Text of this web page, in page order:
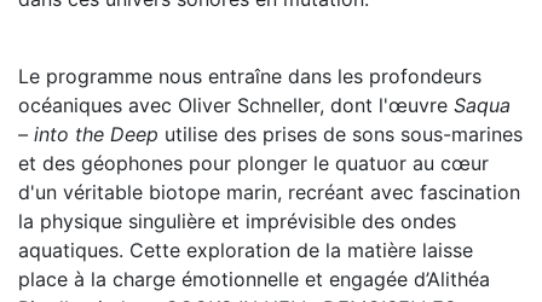
Le programme nous entraîne dans les profondeurs
océaniques avec Oliver Schneller, dont l'œuvre Saqua
– into the Deep utilise des prises de sons sous-marines
et des géophones pour plonger le quatuor au cœur
d'un véritable biotope marin, recréant avec fascination
la physique singulière et imprévisible des ondes
aquatiques. Cette exploration de la matière laisse
place à la charge émotionnelle et engagée d’Alithéa